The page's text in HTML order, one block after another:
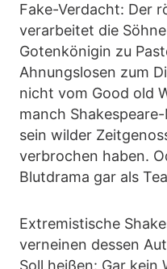
Fake-Verdacht: Der
verarbeitet die
Gotenkönigin zu
Ahnungslosen zum
nicht vom Good old
manch
sein wilder
verbrochen haben.
Blutdrama gar als
Extremistische
verneinen dessen
Soll heißen: Gar kein